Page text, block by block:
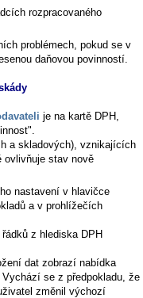
rozpracovaného
problémech, pokud se v
daňovou povinností.
je na kartě DPH,
a skladových), vznikajících
ovlivňuje stav nově
nastavení v hlavičce
a v prohlížečích
z hlediska DPH
dat zobrazí nabídka
se z předpokladu, že
změnil výchozí